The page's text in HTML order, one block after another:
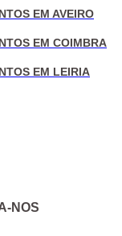
EM AVEIRO
EM COIMBRA
EM LEIRIA
NOS